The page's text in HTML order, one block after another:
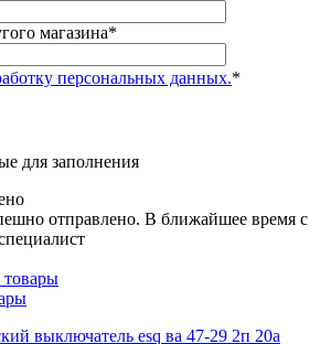
магазина*
персональных данных.*
для заполнения
отправлено. В ближайшее время с